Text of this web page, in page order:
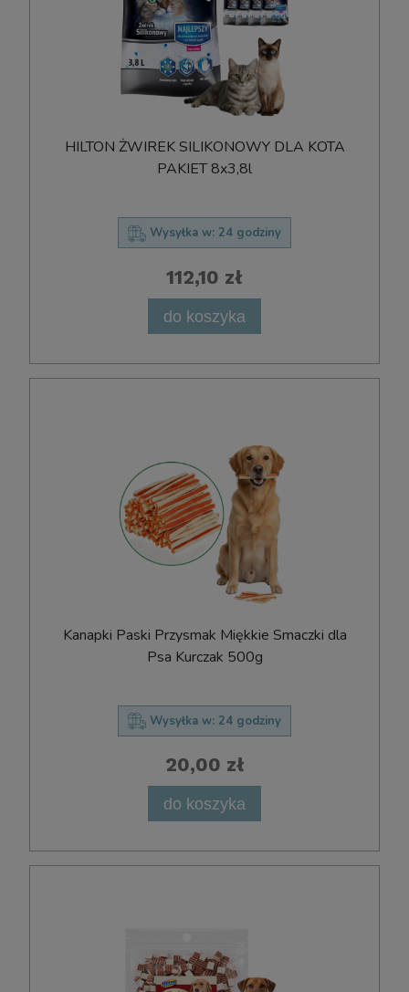
HILTON ŻWIREK SILIKONOWY DLA KOTA
PAKIET 8x3,8l
Wysyłka w: 24 godziny
112,10 zł
do koszyka
Kanapki Paski Przysmak Miękkie Smaczki dla
Psa Kurczak 500g
Wysyłka w: 24 godziny
20,00 zł
do koszyka